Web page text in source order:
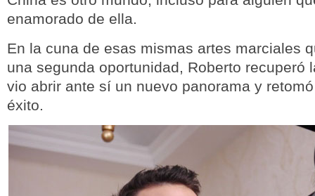
enamorado de ella.
En la cuna de esas mismas artes marciales
una segunda oportunidad, Roberto recuperó
vio abrir ante sí un nuevo panorama y
éxito.